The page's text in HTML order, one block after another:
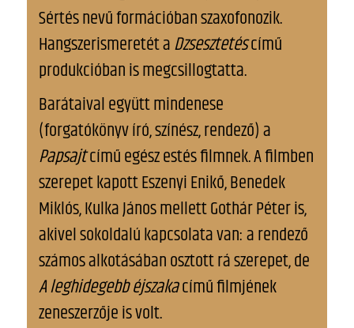
Sértés nevű formációban szaxofonozik.
Hangszerismeretét aDzsesztetéscímű
produkcióban is megcsillogtatta.
Barátaival együtt mindenese
(forgatókönyv író, színész, rendező) a
Papsajtcímű egész estés filmnek. A filmben
szerepet kapott Eszenyi Enikő, Benedek
Miklós, Kulka János mellett Gothár Péter is,
akivel sokoldalú kapcsolata van: a rendező
számos alkotásában osztott rá szerepet, de
A leghidegebb éjszakacímű filmjének
zeneszerzője is volt.